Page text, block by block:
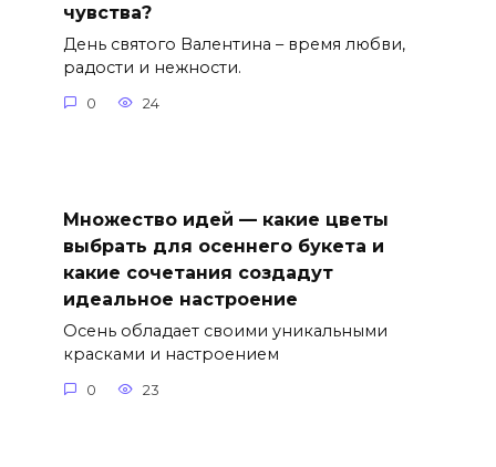
чувства?
День святого Валентина – время любви,
радости и нежности.
0 24
Множество идей — какие цветы
выбрать для осеннего букета и
какие сочетания создадут
идеальное настроение
Осень обладает своими уникальными
красками и настроением
0 23